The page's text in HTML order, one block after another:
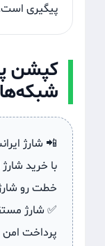
پیگیری
کپشن
📲 شارژ
با خرید
خطت رو
✅ شارژ
پرداخت امن